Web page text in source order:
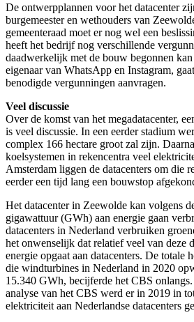
De ontwerpplannen voor het datacenter
burgemeester en wethouders van
gemeenteraad moet er nog wel een
heeft het bedrijf nog verschillende
daadwerkelijk met de bouw begonnen
eigenaar van WhatsApp en Instagram,
benodigde vergunningen aanvragen.
Veel discussie
Over de komst van het megadatacenter,
is veel discussie. In een eerder stadium
complex 166 hectare groot zal zijn.
koelsystemen in rekencentra veel
Amsterdam liggen de datacenters om die
eerder een tijd lang een bouwstop
Het datacenter in Zeewolde kan volgens
gigawattuur (GWh) aan energie gaan
datacenters in Nederland verbruiken
het onwenselijk dat relatief veel van deze
energie opgaat aan datacenters. De totale
die windturbines in Nederland in 2020
15.340 GWh, becijferde het CBS onlangs.
analyse van het CBS werd er in 2019 in
elektriciteit aan Nederlandse datacenters